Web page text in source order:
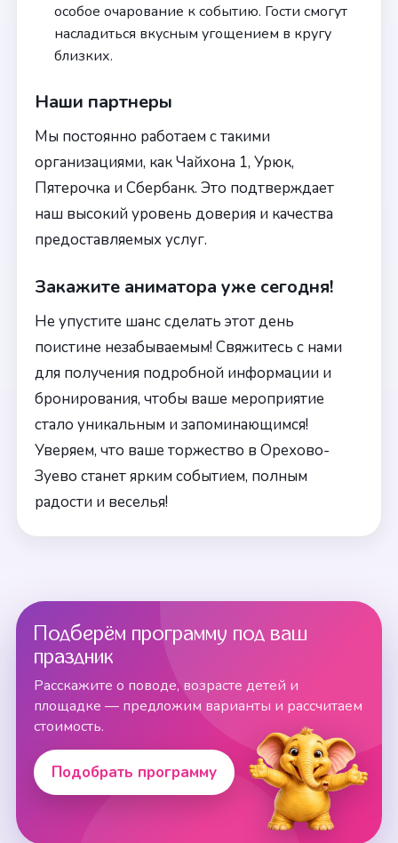
особое очарование к событию. Гости смогут
насладиться вкусным угощением в кругу
близких.
Наши партнеры
Мы постоянно работаем с такими
организациями, как Чайхона 1, Урюк,
Пятерочка и Сбербанк. Это подтверждает
наш высокий уровень доверия и качества
предоставляемых услуг.
Закажите аниматора уже сегодня!
Не упустите шанс сделать этот день
поистине незабываемым! Свяжитесь с нами
для получения подробной информации и
бронирования, чтобы ваше мероприятие
стало уникальным и запоминающимся!
Уверяем, что ваше торжество в Орехово-
Зуево станет ярким событием, полным
радости и веселья!
Подберём программу под ваш
праздник
Расскажите о поводе, возрасте детей и
площадке — предложим варианты и рассчитаем
стоимость.
Подобрать программу